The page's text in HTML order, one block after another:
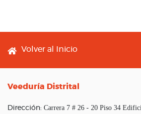
Footer menu
Volver al Inicio
Veeduría Distrital
Dirección: Carrera 7 # 26 - 20 Piso 34